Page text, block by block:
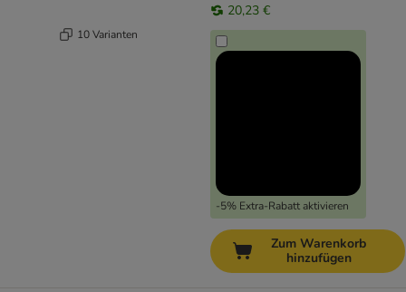
10 Varianten
20,23 €
-5% Extra-Rabatt aktivieren
Zum Warenkorb
hinzufügen